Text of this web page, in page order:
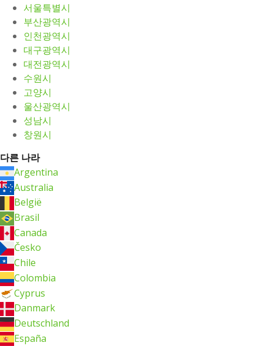
서울특별시
부산광역시
인천광역시
대구광역시
대전광역시
수원시
고양시
울산광역시
성남시
창원시
다른 나라
Argentina
Australia
België
Brasil
Canada
Česko
Chile
Colombia
Cyprus
Danmark
Deutschland
España